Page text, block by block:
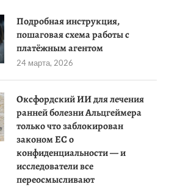
Подробная инструкция,
пошаговая схема работы с
платёжным агентом
24 марта, 2026
Оксфордский ИИ для лечения
ранней болезни Альцгеймера
только что заблокирован
законом ЕС о
конфиденциальности — и
исследователи все
переосмысливают